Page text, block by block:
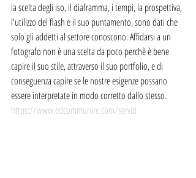
la scelta degli iso, il diaframma, i tempi, la prospettiva,
l'utilizzo del flash e il suo puntamento, sono dati che
solo gli addetti al settore conoscono. Affidarsi a un
fotografo non è una scelta da poco perchè è bene
capire il suo stile, attraverso il suo portfolio, e di
conseguenza capire se le nostre esigenze possano
essere interpretate in modo corretto dallo stesso.
https://www.edcommunire.com/servizi